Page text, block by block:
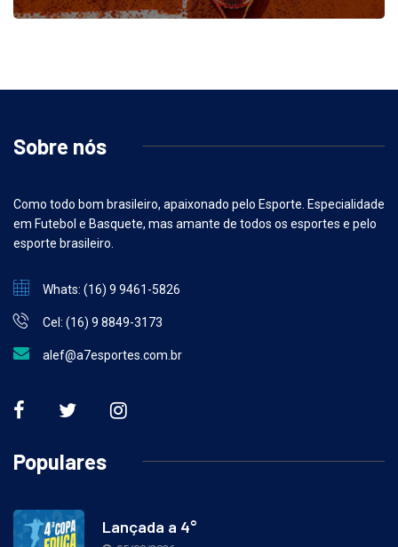
Sobre nós
Como todo bom brasileiro, apaixonado pelo Esporte. Especialidade
em Futebol e Basquete, mas amante de todos os esportes e pelo
esporte brasileiro.
Whats: (16) 9 9461-5826
Cel: (16) 9 8849-3173
alef@a7esportes.com.br
Populares
Lançada a 4°